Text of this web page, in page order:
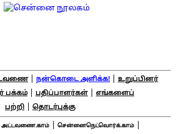
| நன்கொடை அளிக்க!
உறுப்பினர்
பக்கம்| பதிப்பாளர்கள்
எங்களைப்
பற்றி
தொடர்புக்கு
அட்டவணை.காம் சென்னைநெட்வொர்க்.காம்